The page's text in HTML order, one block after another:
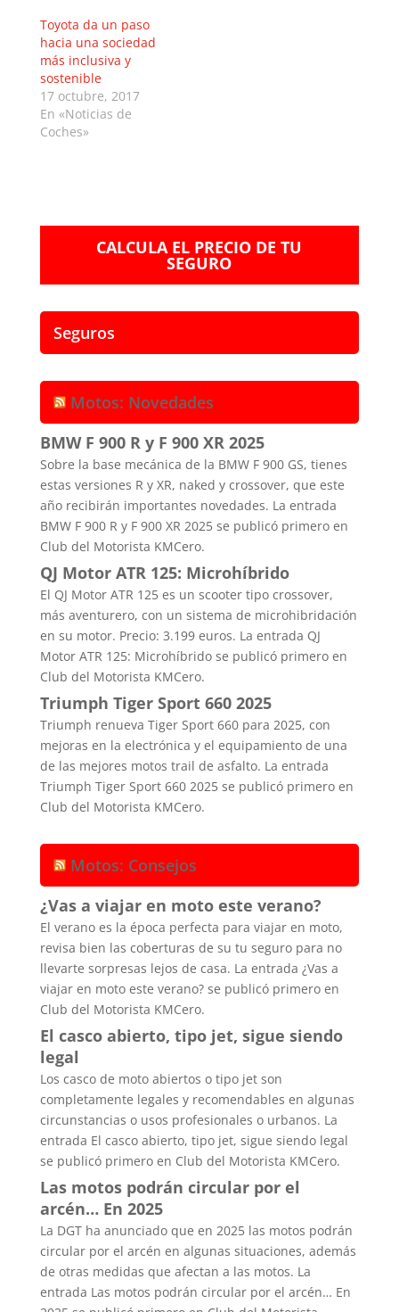
Toyota da un paso
hacia una sociedad
más inclusiva y
sostenible
17 octubre, 2017
En «Noticias de
Coches»
CALCULA EL PRECIO DE TU
SEGURO
Seguros
Motos: Novedades
BMW F 900 R y F 900 XR 2025
Sobre la base mecánica de la BMW F 900 GS, tienes
estas versiones R y XR, naked y crossover, que este
año recibirán importantes novedades. La entrada
BMW F 900 R y F 900 XR 2025 se publicó primero en
Club del Motorista KMCero.
QJ Motor ATR 125: Microhíbrido
El QJ Motor ATR 125 es un scooter tipo crossover,
más aventurero, con un sistema de microhibridación
en su motor. Precio: 3.199 euros. La entrada QJ
Motor ATR 125: Microhíbrido se publicó primero en
Club del Motorista KMCero.
Triumph Tiger Sport 660 2025
Triumph renueva Tiger Sport 660 para 2025, con
mejoras en la electrónica y el equipamiento de una
de las mejores motos trail de asfalto. La entrada
Triumph Tiger Sport 660 2025 se publicó primero en
Club del Motorista KMCero.
Motos: Consejos
¿Vas a viajar en moto este verano?
El verano es la época perfecta para viajar en moto,
revisa bien las coberturas de su tu seguro para no
llevarte sorpresas lejos de casa. La entrada ¿Vas a
viajar en moto este verano? se publicó primero en
Club del Motorista KMCero.
El casco abierto, tipo jet, sigue siendo
legal
Los casco de moto abiertos o tipo jet son
completamente legales y recomendables en algunas
circunstancias o usos profesionales o urbanos. La
entrada El casco abierto, tipo jet, sigue siendo legal
se publicó primero en Club del Motorista KMCero.
Las motos podrán circular por el
arcén… En 2025
La DGT ha anunciado que en 2025 las motos podrán
circular por el arcén en algunas situaciones, además
de otras medidas que afectan a las motos. La
entrada Las motos podrán circular por el arcén… En